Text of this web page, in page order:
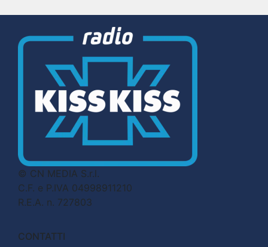
© CN MEDIA S.r.l.
C.F. e P.IVA 04998911210
R.E.A. n. 727803
CONTATTI